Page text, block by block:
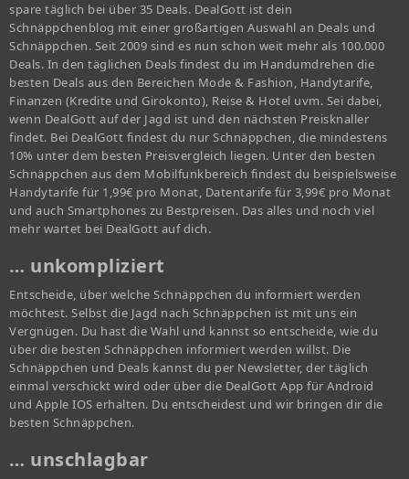
spare täglich bei über 35 Deals. DealGott ist dein
Schnäppchenblog mit einer großartigen Auswahl an Deals und
Schnäppchen. Seit 2009 sind es nun schon weit mehr als 100.000
Deals. In den täglichen Deals findest du im Handumdrehen die
besten Deals aus den Bereichen Mode & Fashion, Handytarife,
Finanzen (Kredite und Girokonto), Reise & Hotel uvm. Sei dabei,
wenn DealGott auf der Jagd ist und den nächsten Preisknaller
findet. Bei DealGott findest du nur Schnäppchen, die mindestens
10% unter dem besten Preisvergleich liegen. Unter den besten
Schnäppchen aus dem Mobilfunkbereich findest du beispielsweise
Handytarife für 1,99€ pro Monat, Datentarife für 3,99€ pro Monat
und auch Smartphones zu Bestpreisen. Das alles und noch viel
mehr wartet bei DealGott auf dich.
… unkompliziert
Entscheide, über welche Schnäppchen du informiert werden
möchtest. Selbst die Jagd nach Schnäppchen ist mit uns ein
Vergnügen. Du hast die Wahl und kannst so entscheide, wie du
über die besten Schnäppchen informiert werden willst. Die
Schnäppchen und Deals kannst du per Newsletter, der täglich
einmal verschickt wird oder über die DealGott App für Android
und Apple IOS erhalten. Du entscheidest und wir bringen dir die
besten Schnäppchen.
… unschlagbar